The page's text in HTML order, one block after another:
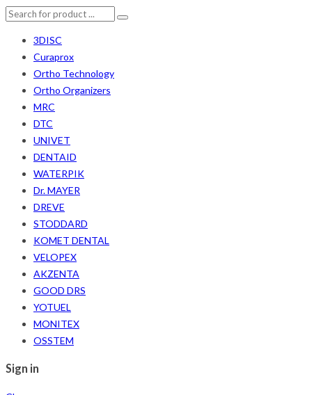
3DISC
Curaprox
Ortho Technology
Ortho Organizers
MRC
DTC
UNIVET
DENTAID
WATERPIK
Dr. MAYER
DREVE
STODDARD
KOMET DENTAL
VELOPEX
AKZENTA
GOOD DRS
YOTUEL
MONITEX
OSSTEM
Sign in